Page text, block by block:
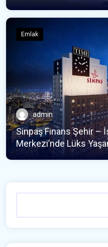
Emlak
admin
Sinpaş Finans Şehir –
Merkezi’nde Lüks